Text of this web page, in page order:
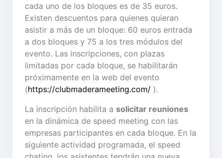
cada uno de los bloques es de 35 euros.
Existen descuentos para quienes quieran
asistir a más de un bloque: 60 euros entrada
a dos bloques y 75 a los tres módulos del
evento. Las inscripciones, con plazas
limitadas por cada bloque, se habilitarán
próximamente en la web del evento
(https://clubmaderameeting.com/ ).
La inscripción habilita a solicitar reuniones
en la dinámica de speed meeting con las
empresas participantes en cada bloque. En la
siguiente actividad programada, el speed